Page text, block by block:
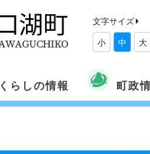
文字サイズ
小 中 大
くらしの情報 町政